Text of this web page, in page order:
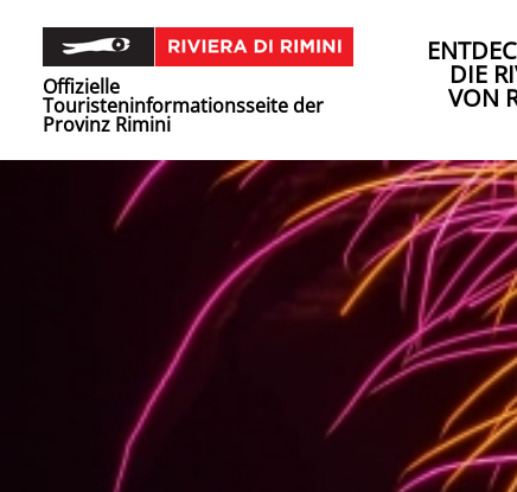
Offizielle
Touristeninformationsseite der
Provinz Rimini
DIE
VON